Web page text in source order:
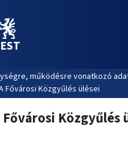
működésre vonatkozó
Fővárosi Közgyűlés ülései
Fővárosi Közgyűlés